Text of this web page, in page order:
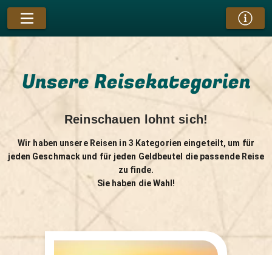
Unsere Reisekategorien
Reinschauen lohnt sich!
Wir haben unsere Reisen in 3 Kategorien eingeteilt, um für
jeden Geschmack und für jeden Geldbeutel die passende Reise
zu finde.
Sie haben die Wahl!